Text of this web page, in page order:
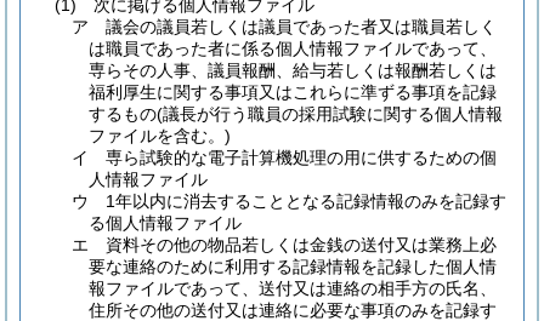
(1)
次に掲げる個人情報ファイル
ア
議会の議員若しくは議員であった者又は職員若しく
は職員であった者に係る個人情報ファイルであって、
専らその人事、議員報酬、給与若しくは報酬若しくは
福利厚生に関する事項又はこれらに準ずる事項を記録
するもの(議長が行う職員の採用試験に関する個人情報
ファイルを含む。)
イ
専ら試験的な電子計算機処理の用に供するための個
人情報ファイル
ウ
1年以内に消去することとなる記録情報のみを記録す
る個人情報ファイル
エ
資料その他の物品若しくは金銭の送付又は業務上必
要な連絡のために利用する記録情報を記録した個人情
報ファイルであって、送付又は連絡の相手方の氏名、
住所その他の送付又は連絡に必要な事項のみを記録す